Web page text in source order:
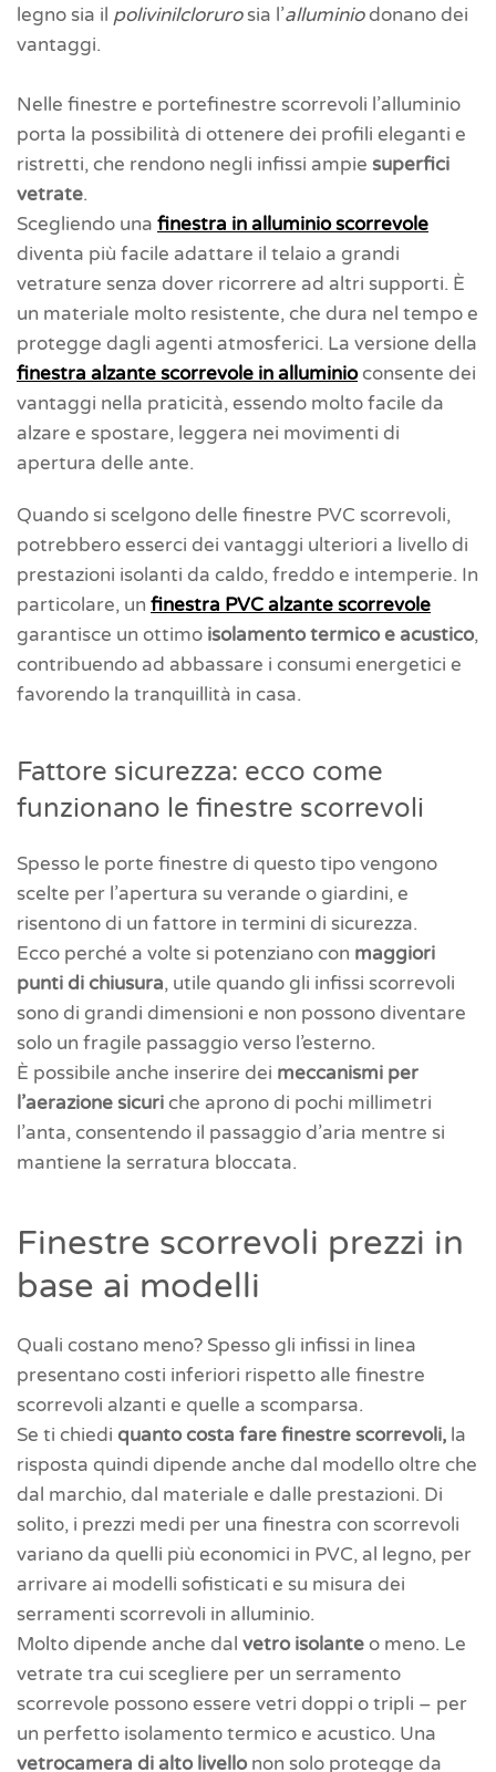
legno sia il polivinilclorurosia l’alluminiodonano dei
vantaggi.
Nelle finestre e portefinestre scorrevoli l’alluminio
porta la possibilità di ottenere dei profili eleganti e
ristretti, che rendono negli infissi ampie superfici
vetrate.
Scegliendo una finestra in alluminio scorrevole
diventa più facile adattare il telaio a grandi
vetrature senza dover ricorrere ad altri supporti. È
un materiale molto resistente, che dura nel tempo e
protegge dagli agenti atmosferici. La versione della
finestra alzante scorrevole in alluminioconsente dei
vantaggi nella praticità, essendo molto facile da
alzare e spostare, leggera nei movimenti di
apertura delle ante.
Quando si scelgono delle finestre PVC scorrevoli,
potrebbero esserci dei vantaggi ulteriori a livello di
prestazioni isolanti da caldo, freddo e intemperie. In
particolare, un finestra PVC alzante scorrevole
garantisce un ottimo isolamento termico e acustico,
contribuendo ad abbassare i consumi energetici e
favorendo la tranquillità in casa.
Fattore sicurezza: ecco come
funzionano le finestre scorrevoli
Spesso le porte finestre di questo tipo vengono
scelte per l’apertura su verande o giardini, e
risentono di un fattore in termini di sicurezza.
Ecco perché a volte si potenziano con maggiori
punti di chiusura, utile quando gli infissi scorrevoli
sono di grandi dimensioni e non possono diventare
solo un fragile passaggio verso l’esterno.
È possibile anche inserire dei meccanismi per
l’aerazione sicuriche aprono di pochi millimetri
l’anta, consentendo il passaggio d’aria mentre si
mantiene la serratura bloccata.
Finestre scorrevoli prezzi in
base ai modelli
Quali costano meno? Spesso gli infissi in linea
presentano costi inferiori rispetto alle finestre
scorrevoli alzanti e quelle a scomparsa.
Se ti chiedi quanto costa fare finestre scorrevoli, la
risposta quindi dipende anche dal modello oltre che
dal marchio, dal materiale e dalle prestazioni. Di
solito, i prezzi medi per una finestra con scorrevoli
variano da quelli più economici in PVC, al legno, per
arrivare ai modelli sofisticati e su misura dei
serramenti scorrevoli in alluminio.
Molto dipende anche dal vetro isolanteo meno. Le
vetrate tra cui scegliere per un serramento
scorrevole possono essere vetri doppi o tripli – per
un perfetto isolamento termico e acustico. Una
vetrocamera di alto livellonon solo protegge da